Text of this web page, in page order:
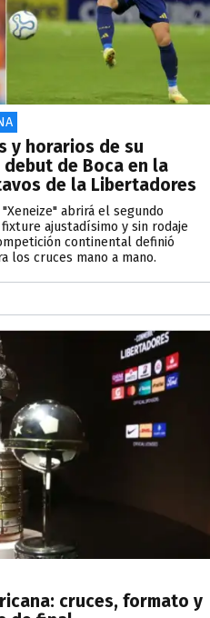
y horarios de su
de Boca en la
de la Libertadores
abrirá el segundo
ajustadísimo y sin rodaje
continental definió
los cruces mano a mano.
cruces, formato y